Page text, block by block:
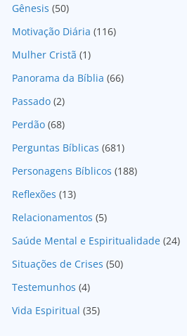
Gênesis (50)
Motivação Diária (116)
Mulher Cristã (1)
Panorama da Bíblia (66)
Passado (2)
Perdão (68)
Perguntas Bíblicas (681)
Personagens Bíblicos (188)
Reflexões (13)
Relacionamentos (5)
Saúde Mental e Espiritualidade (24)
Situações de Crises (50)
Testemunhos (4)
Vida Espiritual (35)